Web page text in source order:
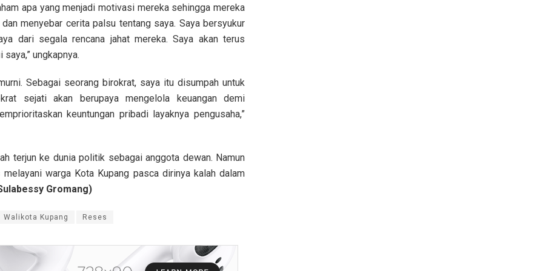
apa yang menjadi motivasi mereka sehingga mereka
menyebar cerita palsu tentang saya. Saya bersyukur
dari segala rencana jahat mereka. Saya akan terus
ungkapnya.
Sebagai seorang birokrat, saya itu disumpah untuk
sejati akan berupaya mengelola keuangan demi
keuntungan pribadi layaknya pengusaha,”
terjun ke dunia politik sebagai anggota dewan. Namun
warga Kota Kupang pasca dirinya kalah dalam
Gromang)
Walikota Kupang Reses